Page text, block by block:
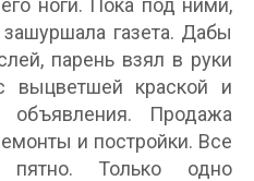
ноги. Пока под ними,
газета. Дабы
парень взял в руки
выцветшей краской и
объявления. Продажа
и постройки. Все
Только одно